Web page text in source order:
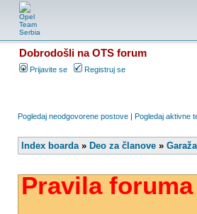
Dobrodošli na OTS forum
Prijavite se Registruj se
Pogledaj neodgovorene postove | Pogledaj aktivne
Index boarda» Deo za članove » Garaža
Pravila foruma